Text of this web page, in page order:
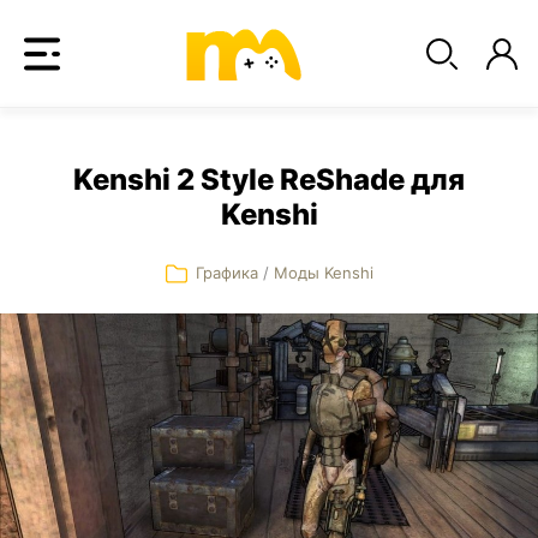
Kenshi 2 Style ReShade для
Kenshi
Графика/ Моды Kenshi